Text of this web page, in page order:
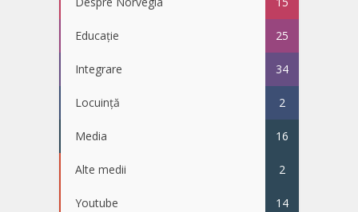
Educație 25
Integrare 34
Locuință 2
Media 16
Alte medii 2
Youtube 14